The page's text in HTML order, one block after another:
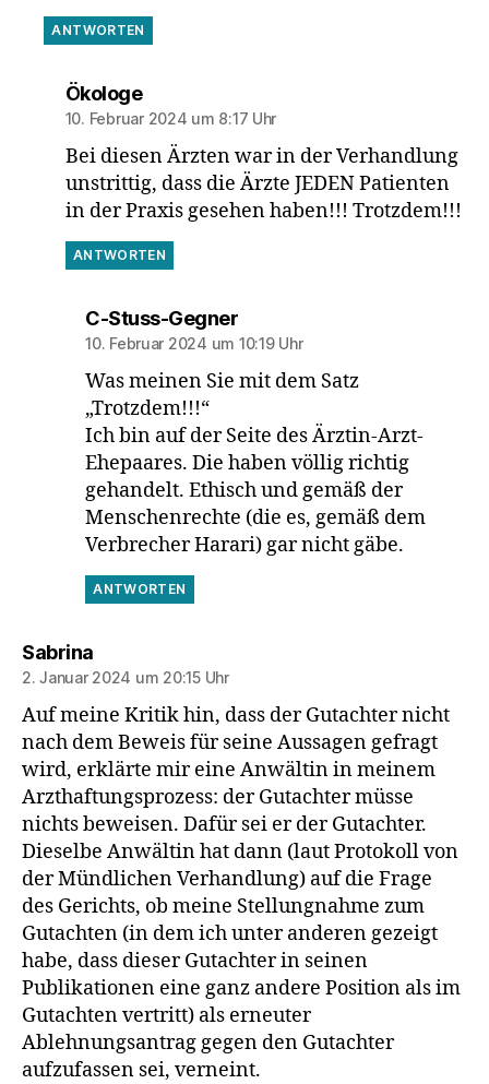
ANTWORTEN
Ökologesagt:
10. Februar 2024 um 8:17 Uhr
Bei diesen Ärzten war in der Verhandlung
unstrittig, dass die Ärzte JEDEN Patienten
in der Praxis gesehen haben!!! Trotzdem!!!
ANTWORTEN
C-Stuss-Gegnersagt:
10. Februar 2024 um 10:19 Uhr
Was meinen Sie mit dem Satz
„Trotzdem!!!“
Ich bin auf der Seite des Ärztin-Arzt-
Ehepaares. Die haben völlig richtig
gehandelt. Ethisch und gemäß der
Menschenrechte (die es, gemäß dem
Verbrecher Harari) gar nicht gäbe.
ANTWORTEN
Sabrinasagt:
2. Januar 2024 um 20:15 Uhr
Auf meine Kritik hin, dass der Gutachter nicht
nach dem Beweis für seine Aussagen gefragt
wird, erklärte mir eine Anwältin in meinem
Arzthaftungsprozess: der Gutachter müsse
nichts beweisen. Dafür sei er der Gutachter.
Dieselbe Anwältin hat dann (laut Protokoll von
der Mündlichen Verhandlung) auf die Frage
des Gerichts, ob meine Stellungnahme zum
Gutachten (in dem ich unter anderen gezeigt
habe, dass dieser Gutachter in seinen
Publikationen eine ganz andere Position als im
Gutachten vertritt) als erneuter
Ablehnungsantrag gegen den Gutachter
aufzufassen sei, verneint.